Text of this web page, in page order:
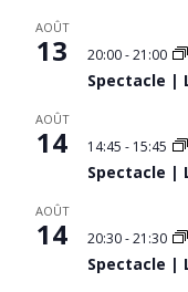
AOÛT
13 20:00-21:00
Spectacle |
AOÛT
14 14:45 - 15:45
Spectacle |
AOÛT
14 20:30-21:30
Spectacle |